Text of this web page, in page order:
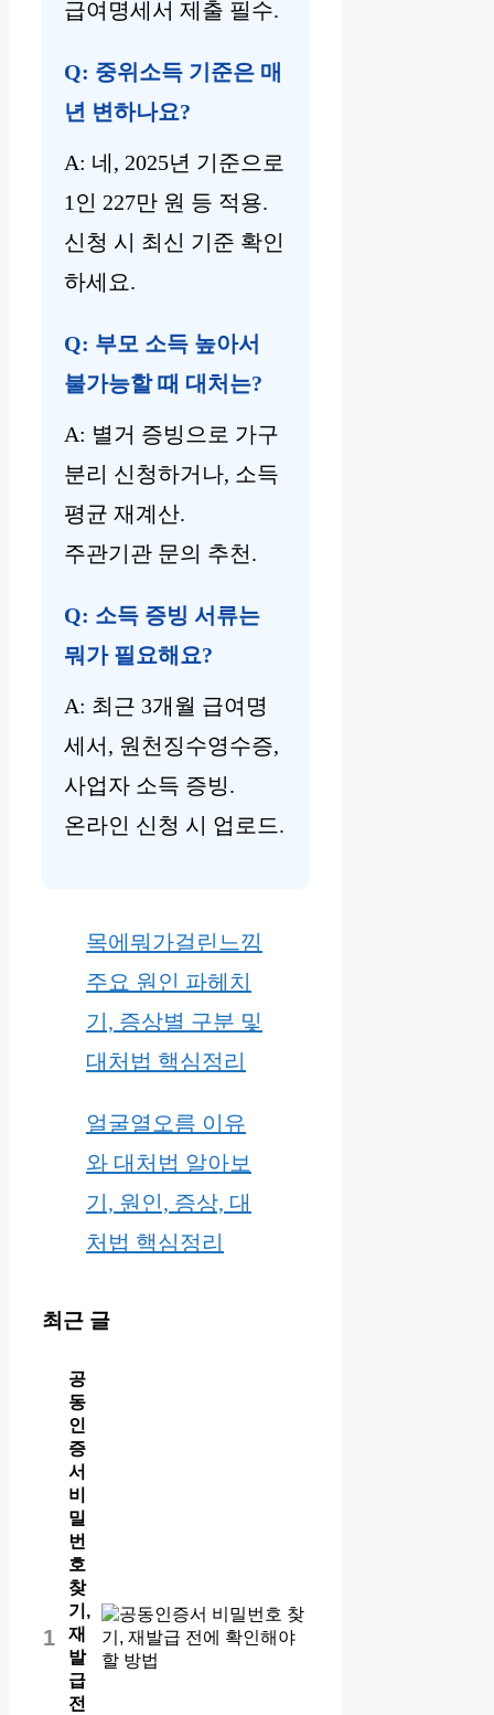
급여명세서 제출 필수.
Q: 중위소득 기준은 매
년 변하나요?
A: 네, 2025년 기준으로
1인 227만 원 등 적용.
신청 시 최신 기준 확인
하세요.
Q: 부모 소득 높아서
불가능할 때 대처는?
A: 별거 증빙으로 가구
분리 신청하거나, 소득
평균 재계산.
주관기관 문의 추천.
Q: 소득 증빙 서류는
뭐가 필요해요?
A: 최근 3개월 급여명
세서, 원천징수영수증,
사업자 소득 증빙.
온라인 신청 시 업로드.
목에뭐가걸린느낌
주요 원인 파헤치
기, 증상별 구분 및
대처법 핵심정리
얼굴열오름 이유
와 대처법 알아보
기, 원인, 증상, 대
처법 핵심정리
최근 글
1
공
동
인
증
서
비
밀
번
호
찾
기,
재
발
급
전